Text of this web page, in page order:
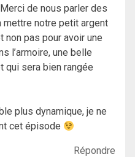
de nous parler des
mettre notre petit argent
pas pour avoir une
l’armoire, une belle
qui sera bien rangée
plus dynamique, je ne
cet épisode
Répondre